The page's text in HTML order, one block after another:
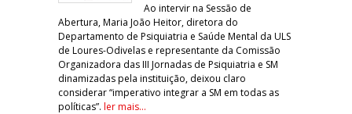
Ao intervir na Sessão de
Abertura, Maria João Heitor, diretora do
Departamento de Psiquiatria e Saúde Mental da ULS
de Loures-Odivelas e representante da Comissão
Organizadora das III Jornadas de Psiquiatria e SM
dinamizadas pela instituição, deixou claro
considerar “imperativo integrar a SM em todas as
políticas”. ler mais...